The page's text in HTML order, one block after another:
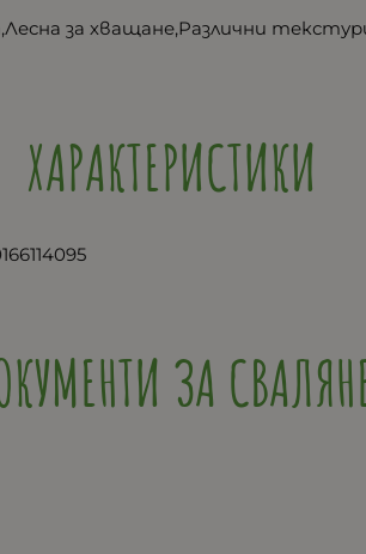
за хващане,Pазлични
ХАРАКТЕРИСТИКИ
ЗА